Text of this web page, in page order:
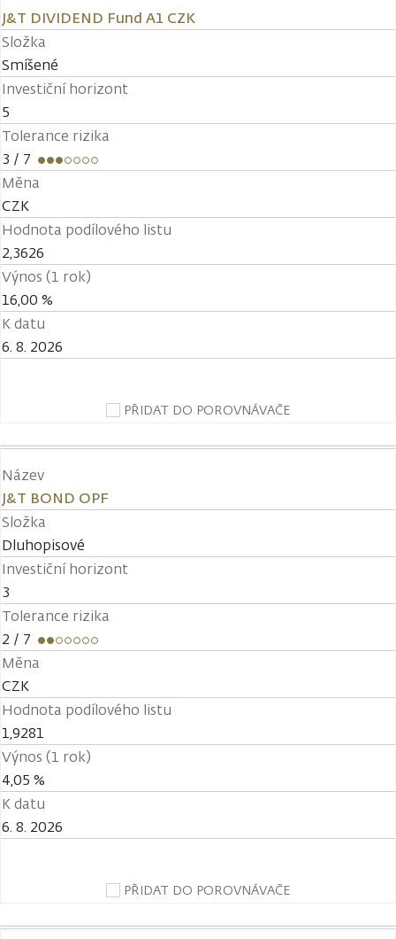
J&T DIVIDEND Fund A1 CZK
Složka
Smíšené
Investiční horizont
5
Tolerance rizika
3 / 7
Měna
CZK
Hodnota podílového listu
2,3626
Výnos (1 rok)
16,00 %
K datu
6. 8. 2026
PŘIDAT DO POROVNÁVAČE
Název
J&T BOND OPF
Složka
Dluhopisové
Investiční horizont
3
Tolerance rizika
2 / 7
Měna
CZK
Hodnota podílového listu
1,9281
Výnos (1 rok)
4,05 %
K datu
6. 8. 2026
PŘIDAT DO POROVNÁVAČE